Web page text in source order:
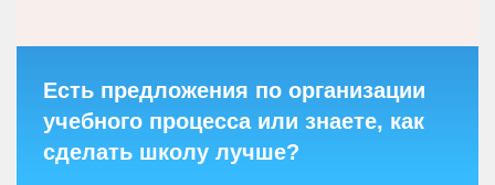
Есть предложения по организации
учебного процесса или знаете, как
сделать школу лучше?